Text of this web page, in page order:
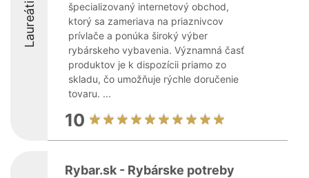
Laureáti
špecializovaný internetový obchod,
ktorý sa zameriava na priaznivcov
prívlače a ponúka široký výber
rybárskeho vybavenia. Významná časť
produktov je k dispozícii priamo zo
skladu, čo umožňuje rýchle doručenie
tovaru. ...
10
Rybar.sk - Rybárske potreby